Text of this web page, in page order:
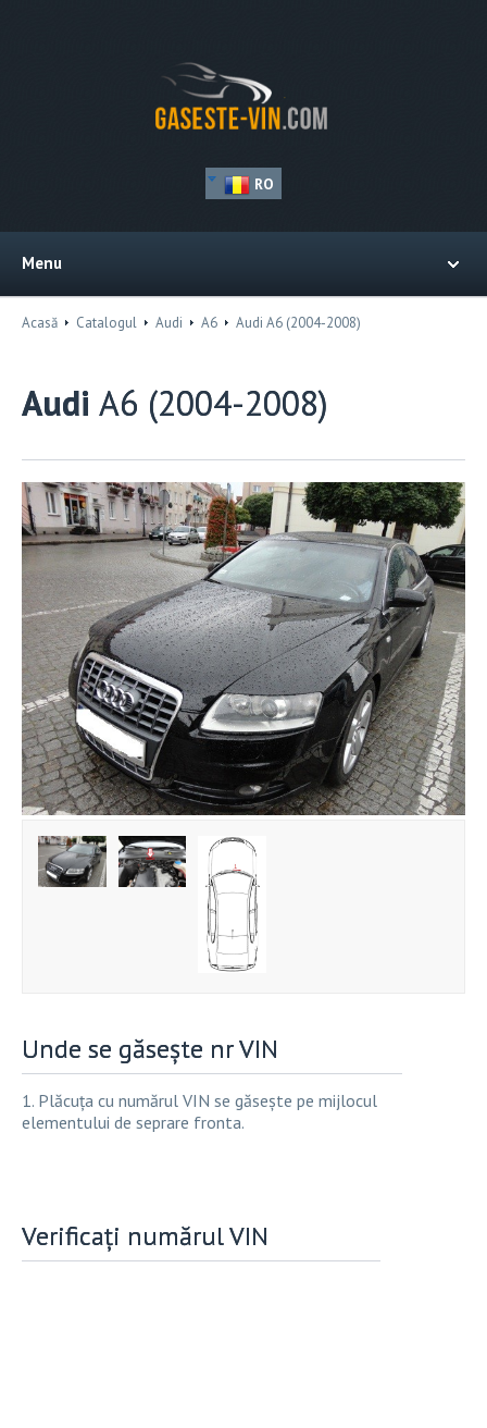
RO
Menu
Acasă Catalogul Audi A6 Audi A6 (2004-2008)
Audi A6 (2004-2008)
Unde se găsește nr VIN
1. Plăcuța cu numărul VIN se găsește pe mijlocul
elementului de seprare fronta.
Verificați numărul VIN